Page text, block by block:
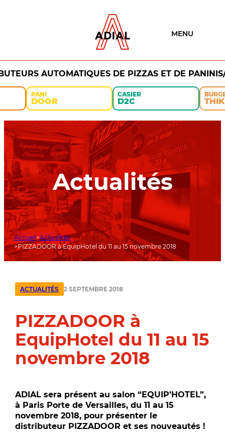
MENU
AUTOMATIQUES DE PIZZAS ET DE
PANI
DOOR
CASIER
D2C THIK
Actualités
Accueil
Actualités
PIZZADOOR à EquipHotel du 11 au 15 novembre 2018
ACTUALITÉS 2 SEPTEMBRE 2018
PIZZADOOR à
EquipHotel du 11 au 15
novembre 2018
ADIAL sera présent au salon “EQUIP’HOTEL”,
à Paris Porte de Versailles, du 11 au 15
novembre 2018, pour présenter le
distributeur PIZZADOOR et ses nouveautés !